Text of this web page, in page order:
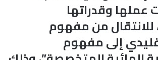
عملها وقدراتها
من مفهوم
إلى مفهوم